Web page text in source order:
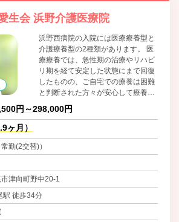
生会 浜野介護医療院
浜野西病院の入院には医療療養型と
介護療養型の2種類があります。 医
療療養では、急性期の治療やリハビ
リ期を経て安定した状態にまで回復
したものの、ご自宅での療養は困難
と判断された方々が安心して療養で
きる環境を整えた病院施設です。 介
護療養は医療への依存度は低いもの
宅での生活が困難と判断された方々
が安心して療養できる施設です。
円～298,000円
ヶ月）
勤(2交替)）
津向町野中20-1
駅 徒歩34分